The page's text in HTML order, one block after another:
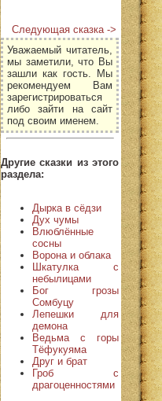
Следующая сказка ->
Уважаемый читатель,
мы заметили, что Вы
зашли как гость. Мы
рекомендуем Вам
зарегистрироваться
либо зайти на сайт
под своим именем.
Другие сказки из этого
раздела:
Дырка в сёдзи
Дух чумы
Влюблённые
сосны
Ворона и облака
Шкатулка с
небылицами
Бог грозы
Сомбуцу
Лепешки для
демона
Ведьма с горы
Тёфукуяма
Друг и брат
Гроб с
драгоценностями